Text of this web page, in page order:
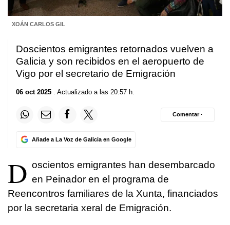
XOÁN CARLOS GIL
Doscientos emigrantes retornados vuelven a
Galicia y son recibidos en el aeropuerto de
Vigo por el secretario de Emigración
06 oct 2025 . Actualizado a las 20:57 h.
Añade a La Voz de Galicia en Google
Comentar ·
D oscientos emigrantes han desembarcado
en Peinador en el programa de
Reencontros familiares de la Xunta, financiados
por la secretaria xeral de Emigración.